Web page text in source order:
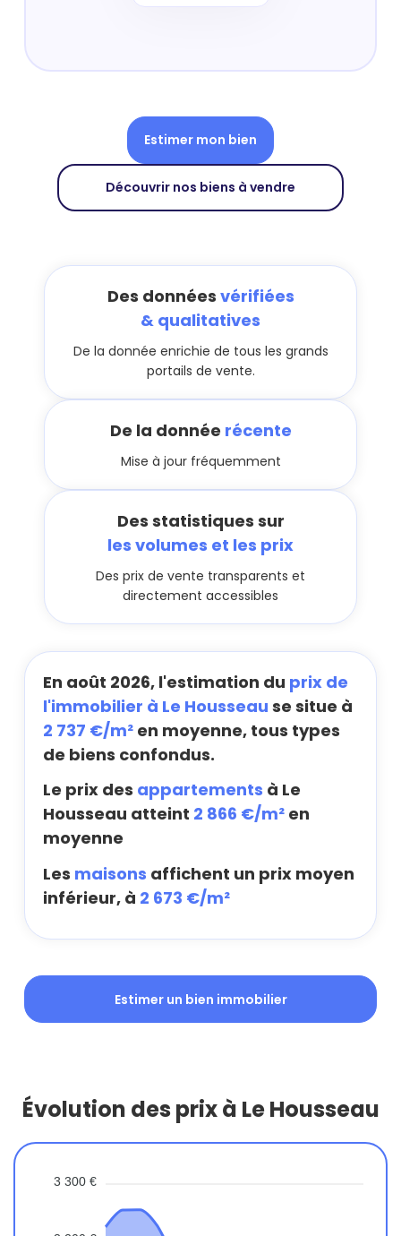
Estimer mon bien
Découvrir nos biens à vendre
Des données vérifiées
& qualitatives
De la donnée enrichie de tous les grands
portails de vente.
De la donnée récente
Mise à jour fréquemment
Des statistiques sur
les volumes et les prix
Des prix de vente transparents et
directement accessibles
En août 2026, l'estimation du prix de
l'immobilier à Le Housseau se situe à
2 737 €/m² en moyenne, tous types
de biens confondus.
Le prix des appartements à Le
Housseau atteint 2 866 €/m² en
moyenne
Les maisons affichent un prix moyen
inférieur, à 2 673 €/m²
Estimer un bien immobilier
Évolution des prix à Le Housseau
3 300 €